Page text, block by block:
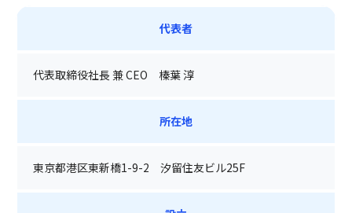
代表者
代表取締役社長 兼 CEO 榛葉 淳
所在地
東京都港区東新橋1-9-2 汐留住友ビル25F